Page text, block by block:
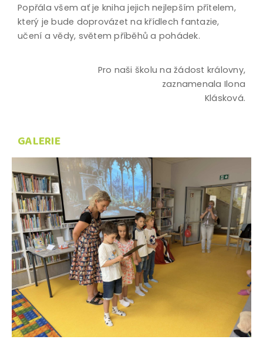
Popřála všem ať je kniha jejich nejlepším přítelem,
který je bude doprovázet na křídlech fantazie,
učení a vědy, světem příběhů a pohádek.
Pro naši školu na žádost královny,
zaznamenala Ilona
Klásková.
GALERIE